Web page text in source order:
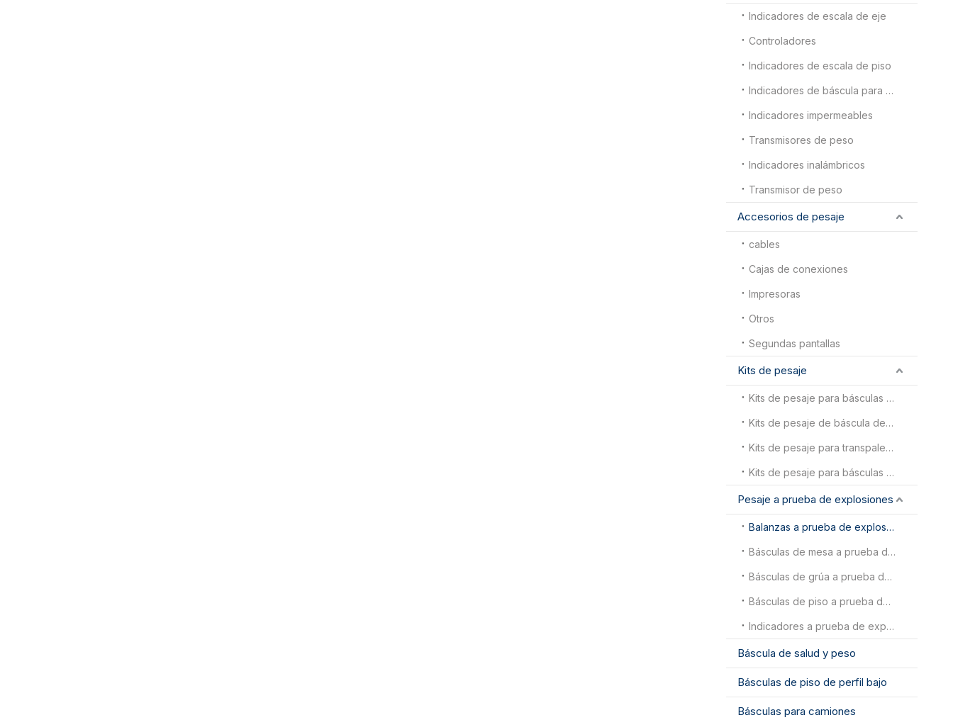
Indicadores de escala de eje
Controladores
Indicadores de escala de piso
Indicadores de báscula para camiones
Indicadores impermeables
Transmisores de peso
Indicadores inalámbricos
Transmisor de peso
Accesorios de pesaje
cables
Cajas de conexiones
Impresoras
Otros
Segundas pantallas
Kits de pesaje
Kits de pesaje para básculas animales
Kits de pesaje de báscula de piso
Kits de pesaje para transpaletas
Kits de pesaje para básculas para camiones
Pesaje a prueba de explosiones
Balanzas a prueba de explosiones
Básculas de mesa a prueba de explosiones
Básculas de grúa a prueba de explosiones
Básculas de piso a prueba de explosiones
Indicadores a prueba de explosiones
Báscula de salud y peso
Básculas de piso de perfil bajo
Básculas para camiones